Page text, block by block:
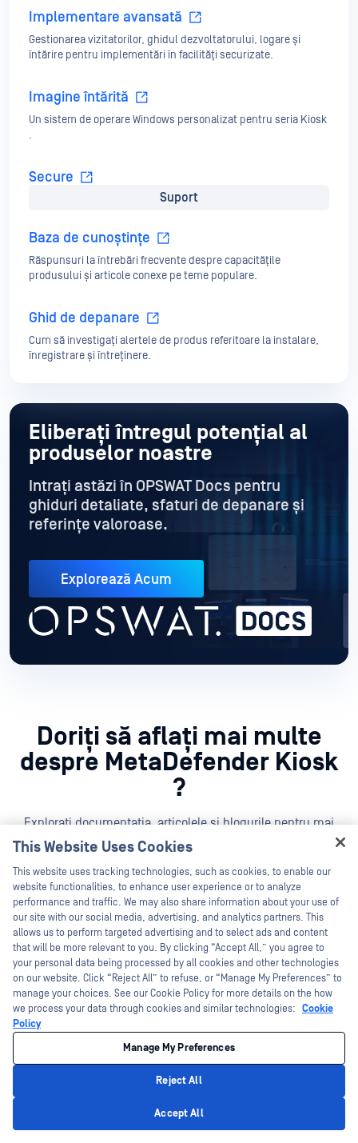
Implementare avansată
Gestionarea vizitatorilor, ghidul dezvoltatorului, logare și
întărire pentru implementări în facilități securizate.
Imagine întărită
Un sistem de operare Windows personalizat pentru seria Kiosk
.
Secure
O soluție Pro-Service pentru seria Kiosk Hardware cu
Suport
Baza de cunoștințe
Răspunsuri la întrebări frecvente despre capacitățile
produsului și articole conexe pe teme populare.
Ghid de depanare
Cum să investigați alertele de produs referitoare la instalare,
înregistrare și întreținere.
Eliberați întregul potențial al
produselor noastre
Intrați astăzi în OPSWAT Docs pentru
ghiduri detaliate, sfaturi de depanare și
referințe valoroase.
Explorează Acum
Doriți să aflați mai multe
despre MetaDefender Kiosk
?
Explorați documentația, articolele și blogurile pentru mai
multe informații despre MetaDefender Kiosk .
înbibliotecalor de resurse.
Toate (10) Articol De Blog (1) Broșură (1)
This Website Uses Cookies
This website uses tracking technologies, such as cookies, to enable our
website functionalities, to enhance user experience or to analyze
performance and traffic. We may also share information about your use of
our site with our social media, advertising, and analytics partners. This
allows us to perform targeted advertising and to select ads and content
that will be more relevant to you. By clicking “Accept All,” you agree to
your personal data being processed by all cookies and other technologies
on our website. Click “Reject All” to refuse, or “Manage My Preferences” to
manage your choices. See our Cookie Policy for more details on the how
we process your data through cookies and similar technologies: Cookie
Policy
Manage My Preferences
Reject All
Accept All
Hey there!
I'm Ozzy, your OPSWAT virtual assistant.
How can I help you secure what's critical
today?